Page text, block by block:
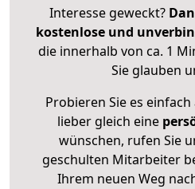
Interesse geweckt?
kostenlose und
die innerhalb von ca. 1
Sie glauben
Probieren Sie es einfach
lieber gleich eine
wünschen, rufen Sie
geschulten Mitarbeiter
Ihrem neuen Weg